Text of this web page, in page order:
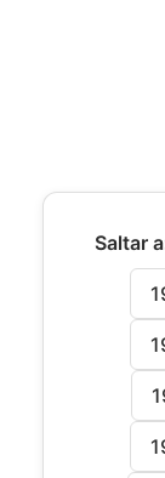
Saltar